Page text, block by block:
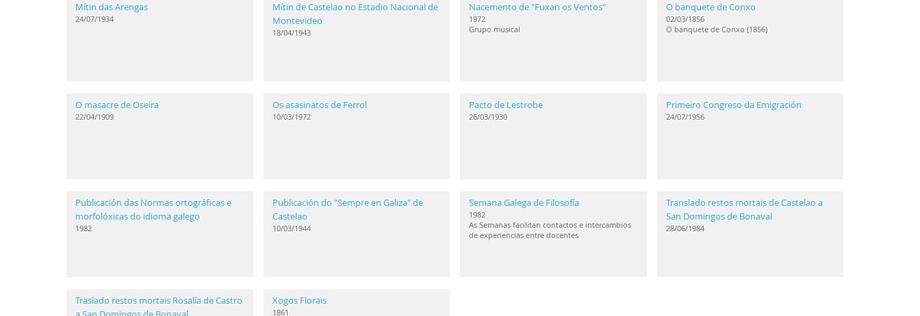
Mítin das Arengas
24/07/1934
Mítin de Castelao no Estadio Nacional de
Montevideo
18/04/1943
Nacemento de "Fuxan os Ventos"
1972
Grupo musical
O banquete de Conxo
02/03/1856
O banquete de Conxo (1856)
O masacre de Oseira
22/04/1909
Os asasinatos de Ferrol
10/03/1972
Pacto de Lestrobe
26/03/1930
Primeiro Congreso da Emigración
24/07/1956
Publicación das Normas ortográficas e
morfolóxicas do idioma galego
1982
Publicación do "Sempre en Galiza" de
Castelao
10/03/1944
Semana Galega de Filosofía
1982
As Semanas facilitan contactos e intercambios
de experiencias entre docentes
Translado restos mortais de Castelao a
San Domingos de Bonaval
28/06/1984
Traslado restos mortais Rosalía de Castro
Xogos Florais
1861